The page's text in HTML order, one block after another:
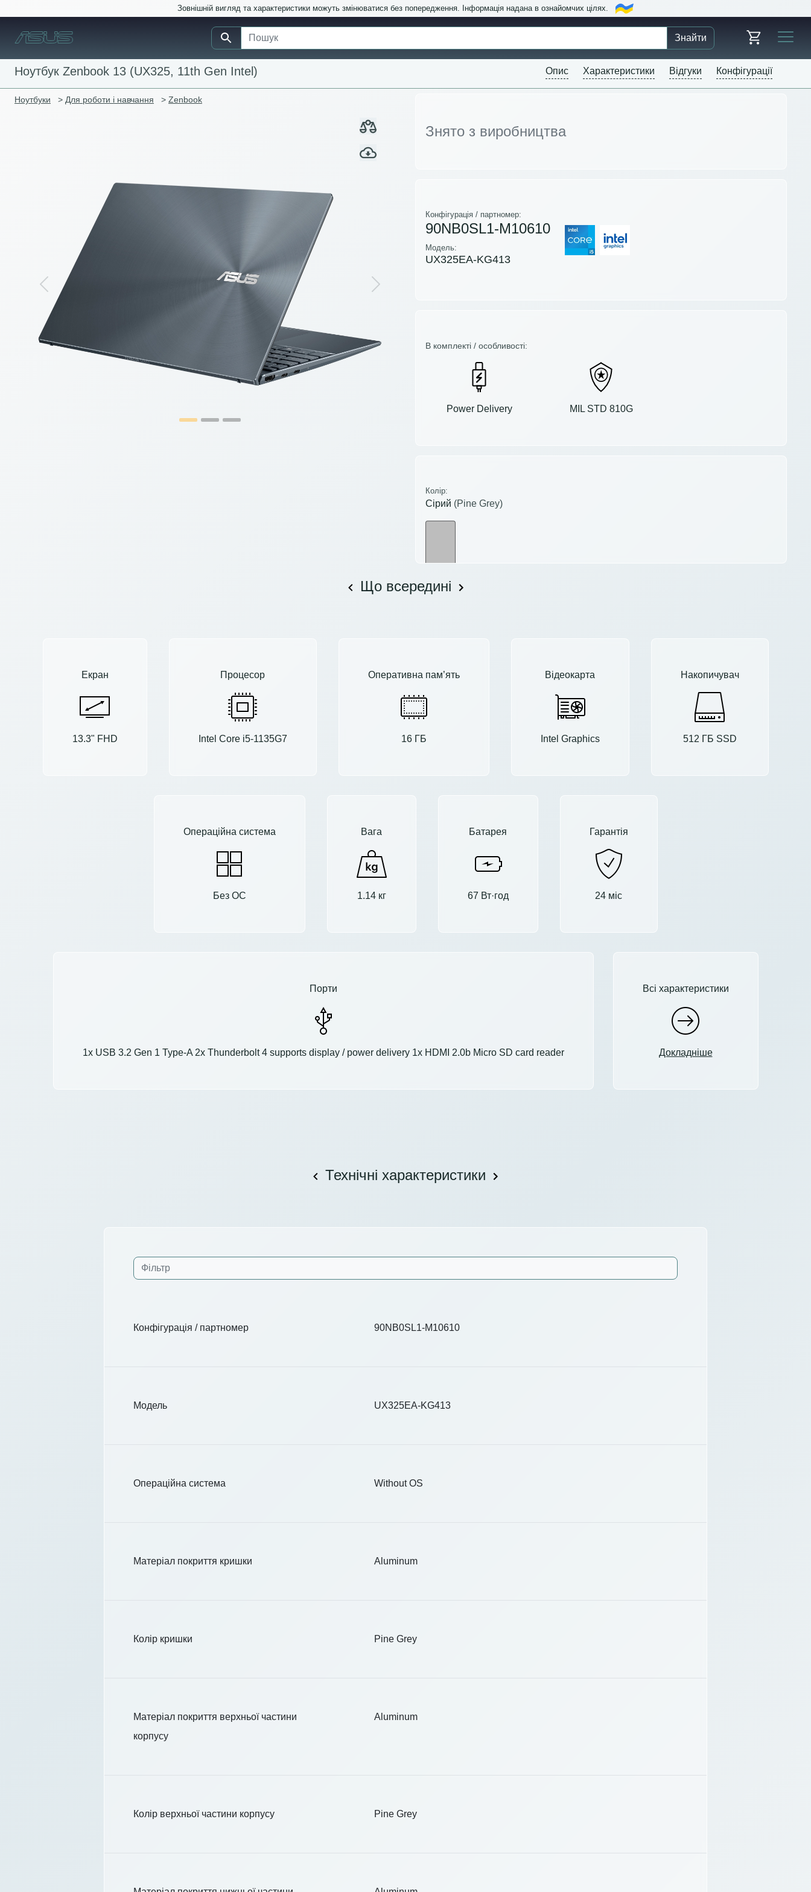
Зовнішній вигляд та характеристики можуть змінюватися без попередження. Інформація надана в ознайомчих цілях.
Знайти
Ноутбук Zenbook 13 (UX325, 11th Gen Intel) Опис Характеристики Відгуки Конфігурації
Ноутбуки > Для роботи і навчання > Zenbook
Previous Next
Знято з виробництва
Конфігурація / партномер:
90NB0SL1-M10610
Модель:
UX325EA-KG413
В комплекті / особливості:
Power Delivery MIL STD 810G
Колір:
Сірий (Pine Grey)
Що всередині
Екран
13.3" FHD
Процесор
Intel Core i5-1135G7
Оперативна пам’ять
16 ГБ
Відеокарта
Intel Graphics
Накопичувач
512 ГБ SSD
Операційна система
Без ОС
Вага
1.14 кг
Батарея
67 Вт·год
Гарантія
24 міс
Порти
1x USB 3.2 Gen 1 Type-A 2x Thunderbolt 4 supports display / power delivery 1x HDMI 2.0b Micro SD card reader
Всі характеристики
Докладніше
Технічні характеристики
Конфігурація / партномер 90NB0SL1-M10610
Модель UX325EA-KG413
Операційна система Without OS
Матеріал покриття кришки Aluminum
Колір кришки Pine Grey
Матеріал покриття верхньої частини
корпусу
Aluminum
Колір верхньої частини корпусу Pine Grey